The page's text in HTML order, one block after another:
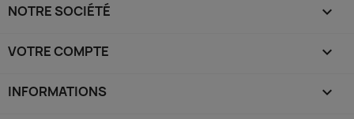
NOTRE SOCIÉTÉ 
VOTRE COMPTE 
INFORMATIONS keyboard_arrow_down